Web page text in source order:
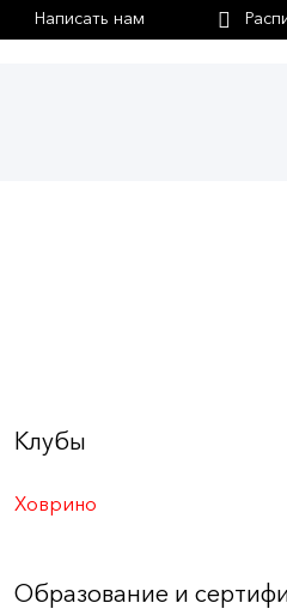
Написать нам
Клубы
Ховрино
Образование и